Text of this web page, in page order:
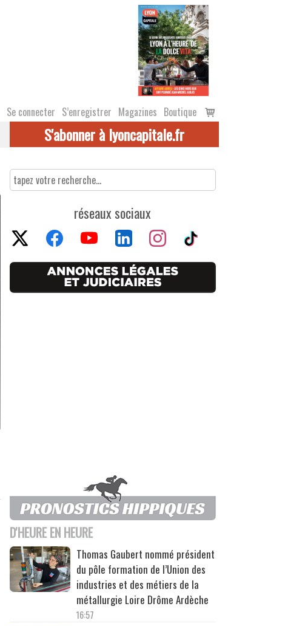
Se connecter S’enregistrer Magazines Boutique
Voir
le
S'abonner à lyoncapitale.fr
réseaux sociaux
D'HEURE EN HEURE
Thomas Gaubert nommé président
du pôle formation de l’Union des
industries et des métiers de la
métallurgie Loire Drôme Ardèche
16:57